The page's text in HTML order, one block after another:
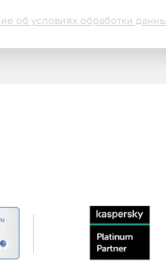
об условиях обработки